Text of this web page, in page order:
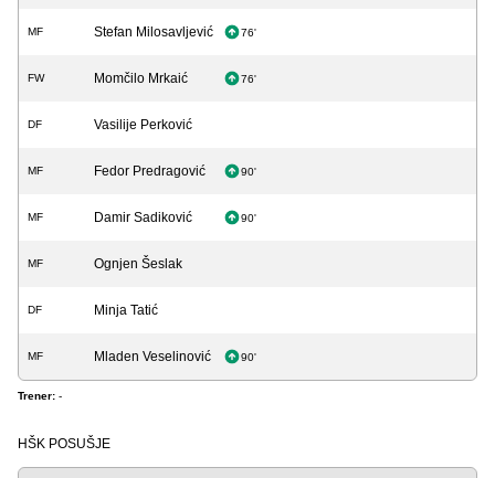
MF Stefan Milosavljević 76'
FW Momčilo Mrkaić 76'
DF Vasilije Perković
MF Fedor Predragović 90'
MF Damir Sadiković 90'
MF Ognjen Šeslak
DF Minja Tatić
MF Mladen Veselinović 90'
Trener: -
HŠK POSUŠJE